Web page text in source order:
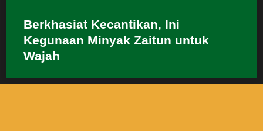
Berkhasiat Kecantikan, Ini
Kegunaan Minyak Zaitun untuk
Wajah